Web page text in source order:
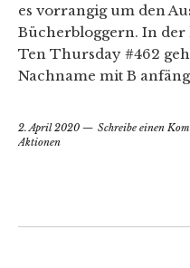
es vorrangig um den
Bücherbloggern. In der
Ten Thursday #462
Nachname mit B
2. April 2020
Schreibe einen
Aktionen